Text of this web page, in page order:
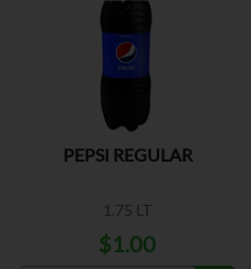
PEPSI REGULAR
1.75 LT
$1.00